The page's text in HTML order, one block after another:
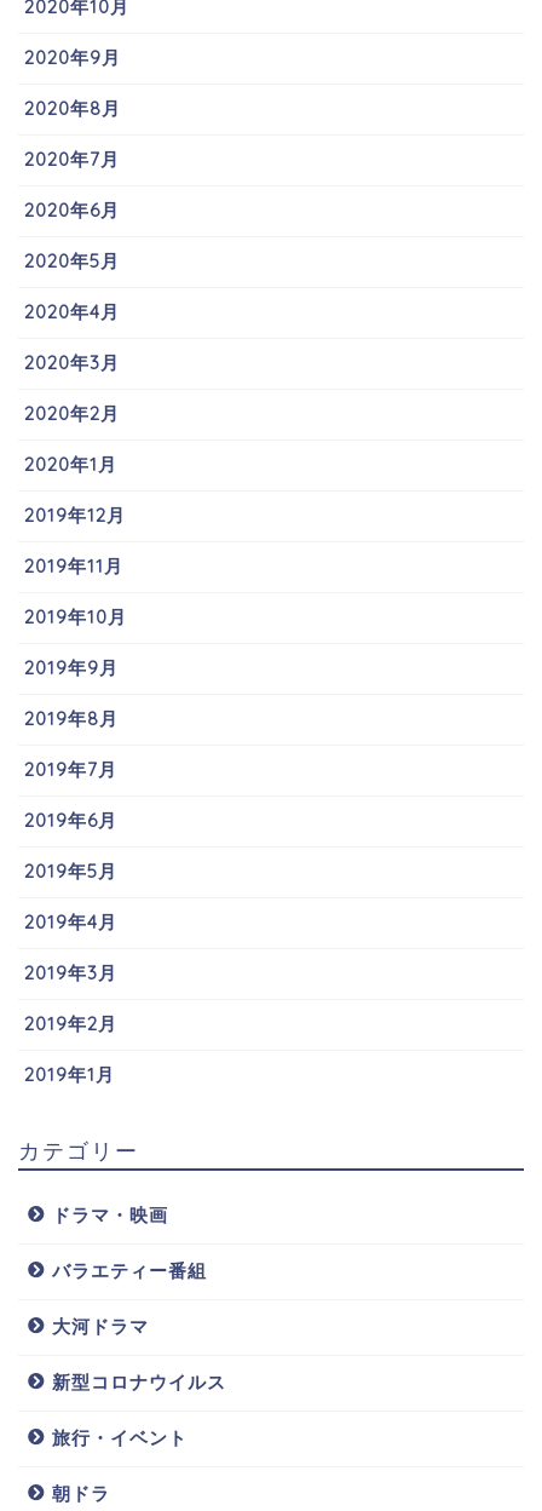
2020年10月
2020年9月
2020年8月
2020年7月
2020年6月
2020年5月
2020年4月
2020年3月
2020年2月
2020年1月
2019年12月
2019年11月
2019年10月
2019年9月
2019年8月
2019年7月
2019年6月
2019年5月
2019年4月
2019年3月
2019年2月
2019年1月
カテゴリー
ドラマ・映画
バラエティー番組
大河ドラマ
新型コロナウイルス
旅行・イベント
朝ドラ